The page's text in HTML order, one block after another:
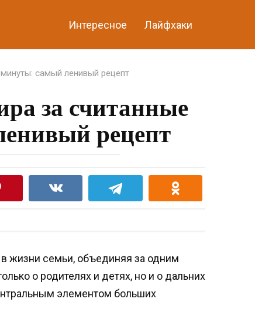
Интересное Лайфхаки
самый ленивый рецепт
за считанные
рецепт
жизни семьи, объединяя за одним
о родителях и детях, но и о дальних
элементом больших